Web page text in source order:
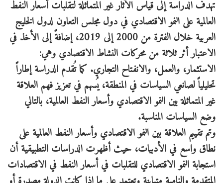
تهدف الدراسة إلى قياس الآثار غير المتماثلة لتقلبات أسعار النفط
العالمية على النمو الاقتصادي في دول مجلس التعاون لدول الخليج
العربية خلال الفترة من 2000 إلى 2019، إضافةً إلى الأخذ في
الاعتبار أثر ثلاثة من محركات النشاط الاقتصادي وهي:
الاستثمار، والعمل، والانفتاح التجاري. كما تُقدم الدراسة إطاراً
تحليلياً لصانعي السياسات في المنطقة، يُسهم في تعزيز فهم العلاقة
غير المتماثلة بين النمو الاقتصادي وأسعار النفط العالمية، بالتالي
وضع السياسات المناسبة.
وتم تقييم العلاقة بين النمو الاقتصادي وأسعار النفط العالمية على
نطاق واسع في الأدبيات، حيث أظهرت الدراسات التطبيقية أن
استجابة النمو الاقتصادي للتقلبات في أسعار النفط في الاقتصادات